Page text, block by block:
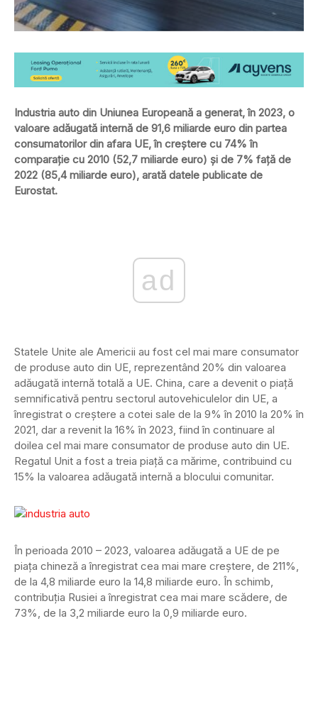
Industria auto din Uniunea Europeană a generat, în 2023, o
valoare adăugată internă de 91,6 miliarde euro din partea
consumatorilor din afara UE, în creștere cu 74% în
comparație cu 2010 (52,7 miliarde euro) și de 7% față de
2022 (85,4 miliarde euro), arată datele publicate de
Eurostat.
ad
Statele Unite ale Americii au fost cel mai mare consumator
de produse auto din UE, reprezentând 20% din valoarea
adăugată internă totală a UE. China, care a devenit o piață
semnificativă pentru sectorul autovehiculelor din UE, a
înregistrat o creștere a cotei sale de la 9% în 2010 la 20% în
2021, dar a revenit la 16% în 2023, fiind în continuare al
doilea cel mai mare consumator de produse auto din UE.
Regatul Unit a fost a treia piață ca mărime, contribuind cu
15% la valoarea adăugată internă a blocului comunitar.
În perioada 2010 – 2023, valoarea adăugată a UE de pe
piața chineză a înregistrat cea mai mare creștere, de 211%,
de la 4,8 miliarde euro la 14,8 miliarde euro. În schimb,
contribuția Rusiei a înregistrat cea mai mare scădere, de
73%, de la 3,2 miliarde euro la 0,9 miliarde euro.